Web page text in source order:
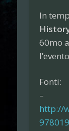
In
60mo
Fonti:
–
http://